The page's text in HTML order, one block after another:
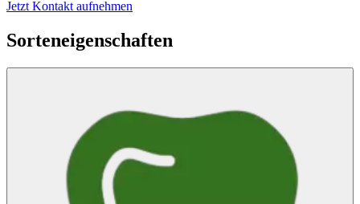
Jetzt Kontakt aufnehmen
Sorteneigenschaften